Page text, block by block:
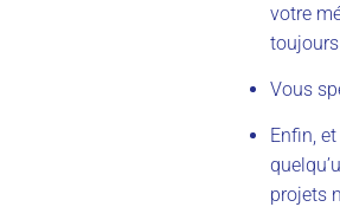
votre
Vous
Enfin,
projets